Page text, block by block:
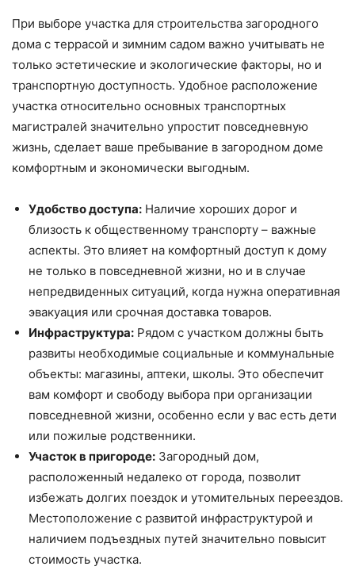
При выборе участка для строительства загородного
дома с террасой и зимним садом важно учитывать не
только эстетические и экологические факторы, но и
транспортную доступность. Удобное расположение
участка относительно основных транспортных
магистралей значительно упростит повседневную
жизнь, сделает ваше пребывание в загородном доме
комфортным и экономически выгодным.
Удобство доступа: Наличие хороших дорог и
близость к общественному транспорту – важные
аспекты. Это влияет на комфортный доступ к дому
не только в повседневной жизни, но и в случае
непредвиденных ситуаций, когда нужна оперативная
эвакуация или срочная доставка товаров.
Инфраструктура: Рядом с участком должны быть
развиты необходимые социальные и коммунальные
объекты: магазины, аптеки, школы. Это обеспечит
вам комфорт и свободу выбора при организации
повседневной жизни, особенно если у вас есть дети
или пожилые родственники.
Участок в пригороде: Загородный дом,
расположенный недалеко от города, позволит
избежать долгих поездок и утомительных переездов.
Местоположение с развитой инфраструктурой и
наличием подъездных путей значительно повысит
стоимость участка.